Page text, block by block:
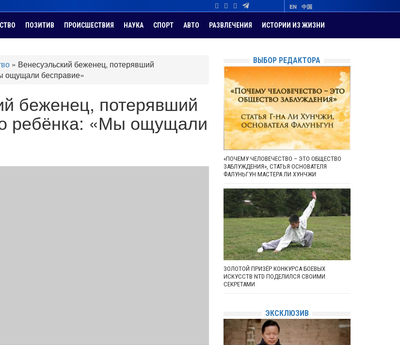
EN 中国
ПОЗИТИВ ПРОИСШЕСТВИЯ НАУКА СПОРТ АВТО РАЗВЛЕЧЕНИЯ ИСТОРИИ ИЗ ЖИЗНИ
» Венесуэльский беженец, потерявший
ощущали бесправие»
беженец, потерявший
ребёнка: «Мы ощущали
ВЫБОР РЕДАКТОРА
«ПОЧЕМУ ЧЕЛОВЕЧЕСТВО – ЭТО ОБЩЕСТВО
ЗАБЛУЖДЕНИЯ», СТАТЬЯ ОСНОВАТЕЛЯ
ФАЛУНЬГУН МАСТЕРА ЛИ ХУНЧЖИ
ЗОЛОТОЙ ПРИЗЁР КОНКУРСА БОЕВЫХ
ИСКУССТВ NTD ПОДЕЛИЛСЯ СВОИМИ
СЕКРЕТАМИ
ЭКСКЛЮЗИВ